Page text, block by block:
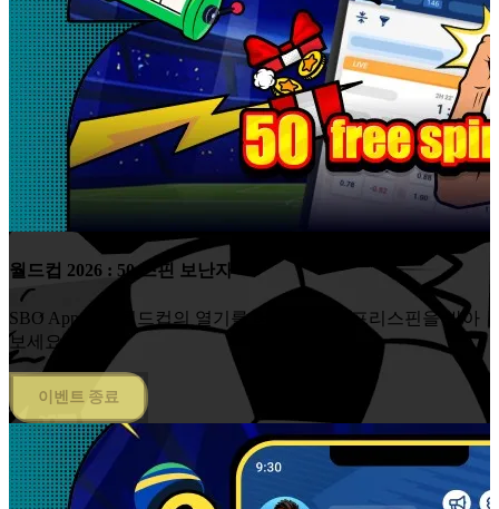
월드컵 2026 : 50 스핀 보난자
SBO App에서 월드컵의 열기를 더해줄 50회 프리스핀을 받아
보세요.
이벤트 종료